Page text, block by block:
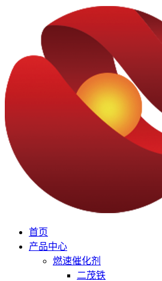
首页
产品中心
燃速催化剂
二茂铁